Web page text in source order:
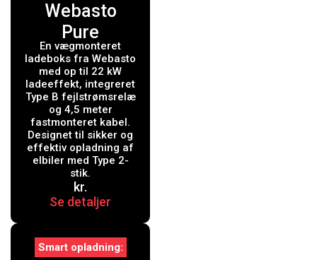
Webasto
Pure
Ladeboks 22
kW Type 2
Black Edition
med 4.5 mtr.
kabel -
Integreret
Type B
fejlstrømsrel
En vægmonteret
ladeboks fra Webasto
med op til 22 kW
ladeeffekt, integreret
Type B fejlstrømsrelæ
og 4,5 meter
fastmonteret kabel.
Designet til sikker og
effektiv opladning af
elbiler med Type 2-
stik.
kr.
Se detaljer
Smart opladning